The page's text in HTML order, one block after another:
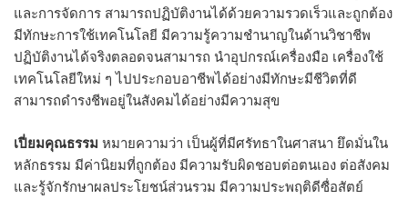
และการจัดการ สามารถปฏิบัติงานได้ด้วยความรวดเร็วและถูกต้อง
มีทักษะการใช้เทคโนโลยี มีความรู้ความชำนาญในด้านวิชาชีพ
ปฏิบัติงานได้จริงตลอดจนสามารถ นำอุปกรณ์เครื่องมือ เครื่องใช้
เทคโนโลยีใหม่ ๆ ไปประกอบอาชีพได้อย่างมีทักษะมีชีวิตที่ดี
สามารถดำรงชีพอยู่ในสังคมได้อย่างมีความสุข
เปี่ยมคุณธรรม หมายความว่า เป็นผู้ที่มีศรัทธาในศาสนา ยึดมั่นใน
หลักธรรม มีค่านิยมที่ถูกต้อง มีความรับผิดชอบต่อตนเอง ต่อสังคม
และรู้จักรักษาผลประโยชน์ส่วนรวม มีความประพฤติดีซื่อสัตย์